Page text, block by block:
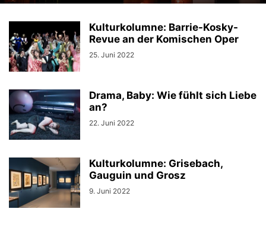
Kulturkolumne: Barrie-Kosky-
Revue an der Komischen Oper
25. Juni 2022
Drama, Baby: Wie fühlt sich Liebe
an?
22. Juni 2022
Kulturkolumne: Grisebach,
Gauguin und Grosz
9. Juni 2022